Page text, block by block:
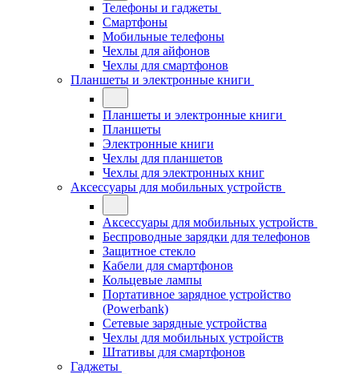
Телефоны и гаджеты
Смартфоны
Мобильные телефоны
Чехлы для айфонов
Чехлы для смартфонов
Планшеты и электронные книги
Планшеты и электронные книги
Планшеты
Электронные книги
Чехлы для планшетов
Чехлы для электронных книг
Аксессуары для мобильных устройств
Аксессуары для мобильных устройств
Беспроводные зарядки для телефонов
Защитное стекло
Кабели для смартфонов
Кольцевые лампы
Портативное зарядное устройство
(Powerbank)
Сетевые зарядные устройства
Чехлы для мобильных устройств
Штативы для смартфонов
Гаджеты